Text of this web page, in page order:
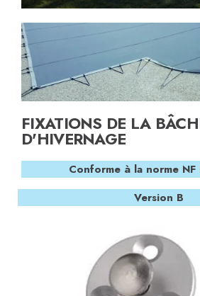
FIXATIONS DE LA
D'HIVERNAGE
Conforme à la norme
Version B